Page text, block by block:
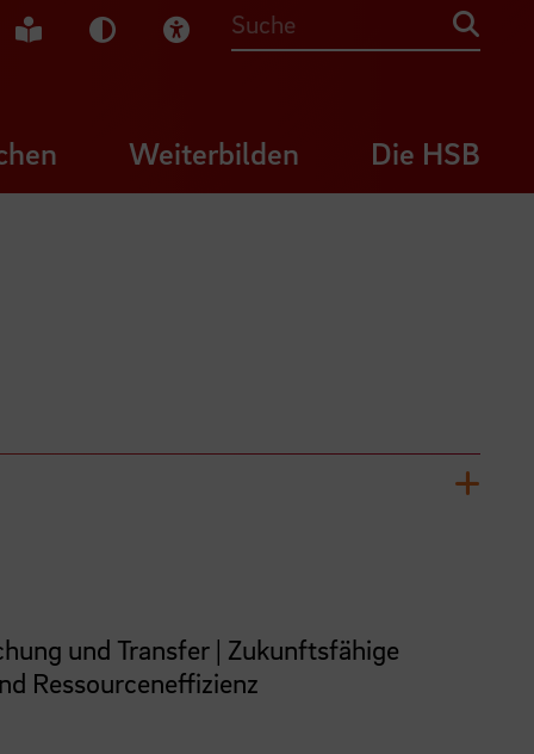
Gebärdensprache
Leichte Sprache
Dunkel-Modus
Visuelle Hilfe
Suche
Weiterbilden Die HSB
und Transfer | Zukunftsfähige
Ressourceneffizienz